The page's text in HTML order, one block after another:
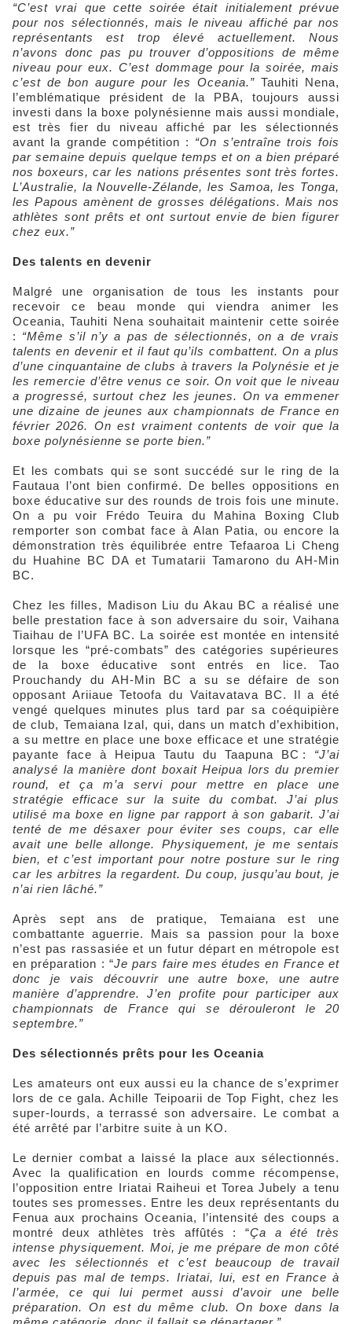
“C’est vrai que cette soirée était initialement prévue
pour nos sélectionnés, mais le niveau affiché par nos
représentants est trop élevé actuellement. Nous
n’avons donc pas pu trouver d’oppositions de même
niveau pour eux. C’est dommage pour la soirée, mais
c’est de bon augure pour les Oceania.” Tauhiti Nena,
l’emblématique président de la PBA, toujours aussi
investi dans la boxe polynésienne mais aussi mondiale,
est très fier du niveau affiché par les sélectionnés
avant la grande compétition : “On s’entraîne trois fois
par semaine depuis quelque temps et on a bien préparé
nos boxeurs, car les nations présentes sont très fortes.
L’Australie, la Nouvelle-Zélande, les Samoa, les Tonga,
les Papous amènent de grosses délégations. Mais nos
athlètes sont prêts et ont surtout envie de bien figurer
chez eux.”
Des talents en devenir
Malgré une organisation de tous les instants pour
recevoir ce beau monde qui viendra animer les
Oceania, Tauhiti Nena souhaitait maintenir cette soirée
: “Même s’il n’y a pas de sélectionnés, on a de vrais
talents en devenir et il faut qu’ils combattent. On a plus
d’une cinquantaine de clubs à travers la Polynésie et je
les remercie d’être venus ce soir. On voit que le niveau
a progressé, surtout chez les jeunes. On va emmener
une dizaine de jeunes aux championnats de France en
février 2026. On est vraiment contents de voir que la
boxe polynésienne se porte bien.”
Et les combats qui se sont succédé sur le ring de la
Fautaua l’ont bien confirmé. De belles oppositions en
boxe éducative sur des rounds de trois fois une minute.
On a pu voir Frédo Teuira du Mahina Boxing Club
remporter son combat face à Alan Patia, ou encore la
démonstration très équilibrée entre Tefaaroa Li Cheng
du Huahine BC DA et Tumatarii Tamarono du AH-Min
BC.
Chez les filles, Madison Liu du Akau BC a réalisé une
belle prestation face à son adversaire du soir, Vaihana
Tiaihau de l’UFA BC. La soirée est montée en intensité
lorsque les “pré-combats” des catégories supérieures
de la boxe éducative sont entrés en lice. Tao
Prouchandy du AH-Min BC a su se défaire de son
opposant Ariiaue Tetoofa du Vaitavatava BC. Il a été
vengé quelques minutes plus tard par sa coéquipière
de club, Temaiana Izal, qui, dans un match d’exhibition,
a su mettre en place une boxe efficace et une stratégie
payante face à Heipua Tautu du Taapuna BC : “J’ai
analysé la manière dont boxait Heipua lors du premier
round, et ça m’a servi pour mettre en place une
stratégie efficace sur la suite du combat. J’ai plus
utilisé ma boxe en ligne par rapport à son gabarit. J’ai
tenté de me désaxer pour éviter ses coups, car elle
avait une belle allonge. Physiquement, je me sentais
bien, et c’est important pour notre posture sur le ring
car les arbitres la regardent. Du coup, jusqu’au bout, je
n’ai rien lâché.”
Après sept ans de pratique, Temaiana est une
combattante aguerrie. Mais sa passion pour la boxe
n’est pas rassasiée et un futur départ en métropole est
en préparation : “Je pars faire mes études en France et
donc je vais découvrir une autre boxe, une autre
manière d’apprendre. J’en profite pour participer aux
championnats de France qui se dérouleront le 20
septembre.”
Des sélectionnés prêts pour les Oceania
Les amateurs ont eux aussi eu la chance de s’exprimer
lors de ce gala. Achille Teipoarii de Top Fight, chez les
super-lourds, a terrassé son adversaire. Le combat a
été arrêté par l’arbitre suite à un KO.
Le dernier combat a laissé la place aux sélectionnés.
Avec la qualification en lourds comme récompense,
l’opposition entre Iriatai Raiheui et Torea Jubely a tenu
toutes ses promesses. Entre les deux représentants du
Fenua aux prochains Oceania, l’intensité des coups a
montré deux athlètes très affûtés : “Ça a été très
intense physiquement. Moi, je me prépare de mon côté
avec les sélectionnés et c’est beaucoup de travail
depuis pas mal de temps. Iriatai, lui, est en France à
l’armée, ce qui lui permet aussi d’avoir une belle
préparation. On est du même club. On boxe dans la